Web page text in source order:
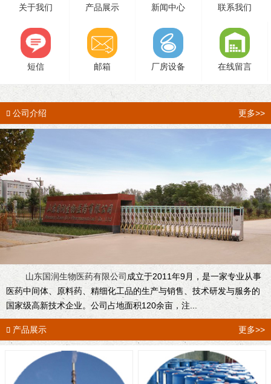
关于我们 产品展示 新闻中心 联系我们
短信 邮箱 厂房设备 在线留言
 公司介绍 更多>>
山东国润生物医药有限公司 成立于2011年9月，是一家专业从事
医药中间体、原料药、精细化工品的生产与销售、技术研发与服务的
国家级高新技术企业。公司占地面积120余亩，注...
 产品展示 更多>>